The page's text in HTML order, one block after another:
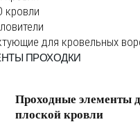
кровли
для кровельных
ПРОХОДКИ
Проходные элементы
плоской кровли